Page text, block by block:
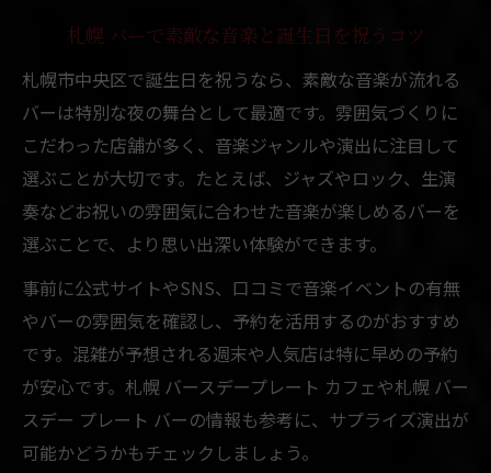
札幌 バーで素敵な音楽と誕生日を祝うコツ
札幌市中央区で誕生日を祝うなら、素敵な音楽が流れる
バーは特別な夜の舞台として最適です。雰囲気づくりに
こだわった店舗が多く、音楽ジャンルや演出に注目して
選ぶことが大切です。たとえば、ジャズやロック、生演
奏などお祝いの雰囲気に合わせた音楽が楽しめるバーを
選ぶことで、より思い出深い体験ができます。
事前に公式サイトやSNS、口コミで音楽イベントの有無
やバーの雰囲気を確認し、予約を活用するのがおすすめ
です。混雑が予想される週末や人気店は特に早めの予約
が安心です。札幌 バースデープレート カフェや札幌 バー
スデー プレート バーの情報も参考に、サプライズ演出が
可能かどうかもチェックしましょう。